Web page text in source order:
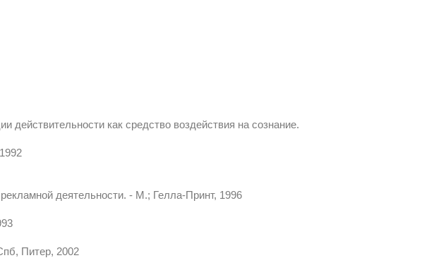
как средство воздействия на сознание.
деятельности. - М.; Гелла-Принт, 1996
Питер, 2002